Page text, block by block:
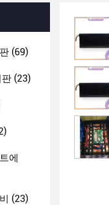
(69)
판 (23)
에
(23)